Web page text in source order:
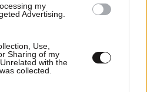
my
Advertising.
Use,
Sharing of my
with the
collected.
αμερικανικες υπηρεσίες
σαπιλα απο χιλιόμετρα..